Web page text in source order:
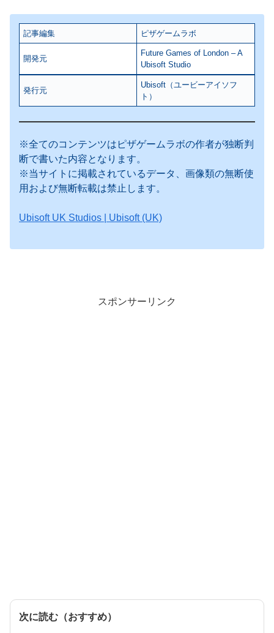
記事編集 ピザゲームラボ
開発元
Future Games of London – A
Ubisoft Studio
発行元
Ubisoft（ユービーアイソフ
ト）
※全てのコンテンツはピザゲームラボの作者が独断判
断で書いた内容となります。
※当サイトに掲載されているデータ、画像類の無断使
用および無断転載は禁止します。
Ubisoft UK Studios | Ubisoft (UK)
スポンサーリンク
次に読む（おすすめ）